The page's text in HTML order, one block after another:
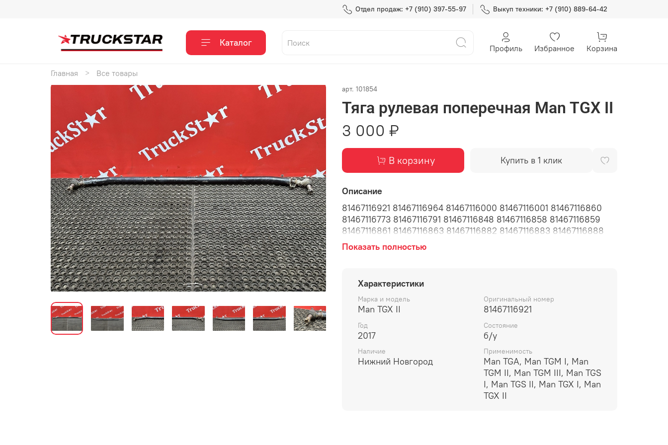
Отдел продаж: +7 (910) 397-55-97 Выкуп техники: +7 (910) 889-64-42
Каталог Профиль Избранное Корзина
Главная Все товары
арт. 101854
Тяга рулевая поперечная Man TGX II
3 000 ₽
В корзину Купить в 1 клик
Описание
81467116921 81467116964 81467116000 81467116001 81467116860
81467116773 81467116791 81467116848 81467116858 81467116859
81467116861 81467116863 81467116882 81467116883 81467116888
81467116920 81467116930 81467116960 Тяга рулевая поперечная в
хорошем состоянии, снята с машины 2017 года. Тяга рулевая
Показать полностью
Характеристики
Марка и модель
Man TGX II
Оригинальный номер
81467116921
Год
2017
Состояние
б/у
Наличие
Нижний Новгород
Применимость
Man TGA, Man TGM I, Man
TGM II, Man TGM III, Man TGS
I, Man TGS II, Man TGX I, Man
TGX II